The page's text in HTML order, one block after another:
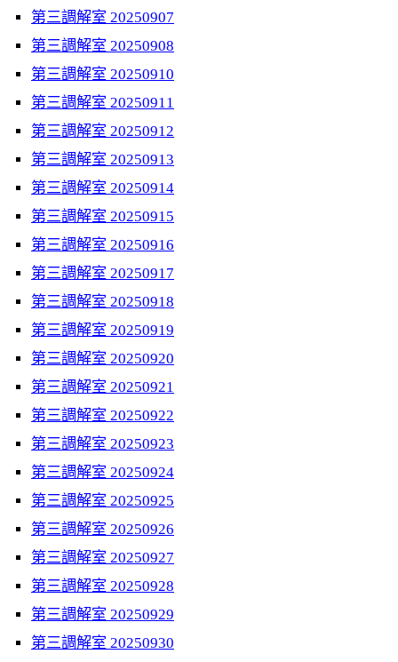
第三調解室 20250907
第三調解室 20250908
第三調解室 20250910
第三調解室 20250911
第三調解室 20250912
第三調解室 20250913
第三調解室 20250914
第三調解室 20250915
第三調解室 20250916
第三調解室 20250917
第三調解室 20250918
第三調解室 20250919
第三調解室 20250920
第三調解室 20250921
第三調解室 20250922
第三調解室 20250923
第三調解室 20250924
第三調解室 20250925
第三調解室 20250926
第三調解室 20250927
第三調解室 20250928
第三調解室 20250929
第三調解室 20250930